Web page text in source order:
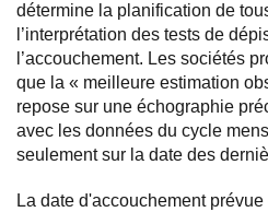
détermine la planification de
l’interprétation des tests de
l’accouchement. Les sociétés
que la « meilleure estimation
repose sur une échographie
avec les données du cycle
seulement sur la date des
La date d'accouchement